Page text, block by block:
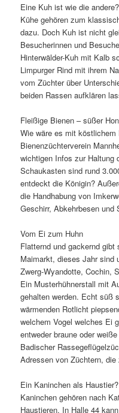
Eine Kuh ist wie die andere?
Kühe gehören zum
dazu. Doch Kuh ist nicht
Besucherinnen und
Hinterwälder-Kuh mit Kalb
Limpurger Rind mit ihrem
vom Züchter über
beiden Rassen aufklären
Fleißige Bienen – süßer
Wie wäre es mit köstlichem
Bienenzüchterverein
wichtigen Infos zur Haltung
Schaukasten sind rund
entdeckt die Königin?
die Handhabung von
Geschirr, Abkehrbesen und
Vom Ei zum Huhn
Flatternd und gackernd
Maimarkt, dieses Jahr sind
Zwerg-Wyandotte, Cochin,
Ein Musterhühnerstall mit
gehalten werden. Echt süß
wärmenden Rotlicht
welchem Vogel welches Ei
entweder braune oder
Badischer
Adressen von Züchtern,
Ein Kaninchen als Haustier?
Kaninchen gehören nach
Haustieren. In Halle 44